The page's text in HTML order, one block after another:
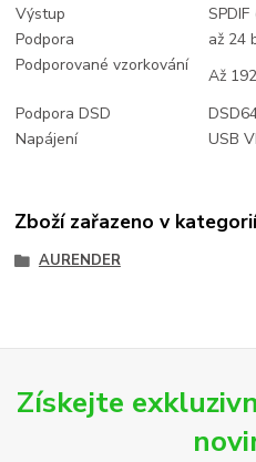
Výstup
Podpora
až 24
Podporované vzorkování
Až
Podpora DSD
Napájení
USB
Zboží zařazeno v
AURENDER
Získejte